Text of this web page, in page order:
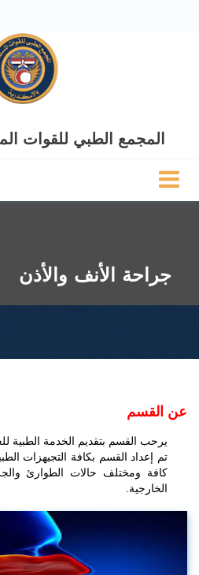
المجمع الطبي للقوات
جراحة الأنف والأذن
عن القسم
يرحب القسم بتقديم الخدمة الطبية
تم إعداد القسم بكافة التجيهزات
كافة ومختلف حالات الطوارئ
الخارجية.